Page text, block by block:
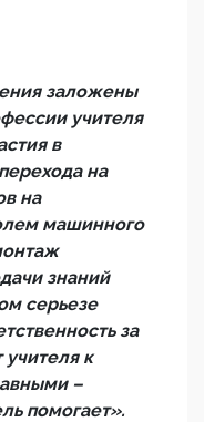
заложены
учителя
в
на
на
машинного
знаний
серьезе
за
к
–
помогает».